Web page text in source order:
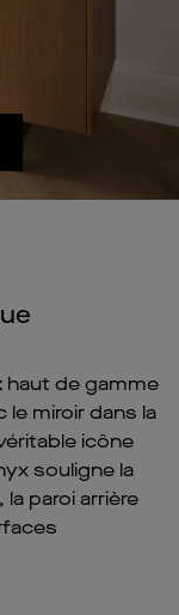
haut de gamme
le miroir dans la
icône
souligne la
paroi arrière